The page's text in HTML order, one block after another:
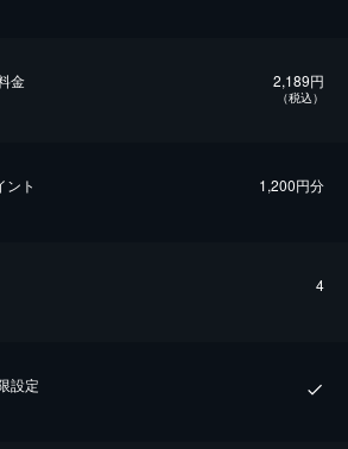
金 2,189円
（税込）
ント 1,200円分
4
設定